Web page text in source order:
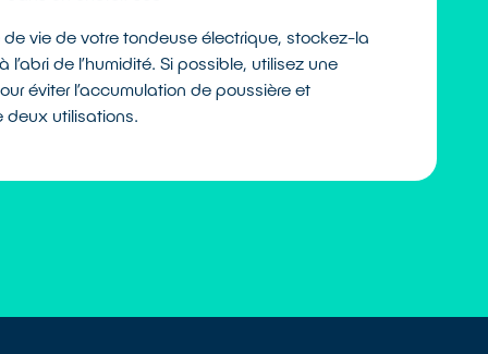
de vie de votre tondeuse électrique, stockez-la
de l’humidité. Si possible, utilisez une
éviter l’accumulation de poussière et
deux utilisations.